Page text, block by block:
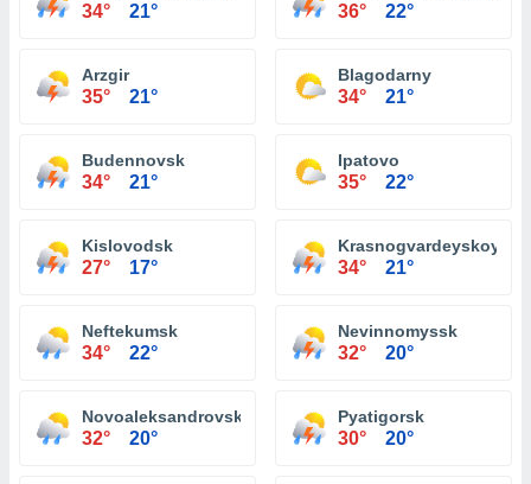
34° 21° 36° 22°
Arzgir
35° 21°
Blagodarny
34° 21°
Budennovsk
34° 21°
Ipatovo
35° 22°
Kislovodsk
27° 17°
Krasnogvardeyskoye
34° 21°
Neftekumsk
34° 22°
Nevinnomyssk
32° 20°
Novoaleksandrovsk
32° 20°
Pyatigorsk
30° 20°